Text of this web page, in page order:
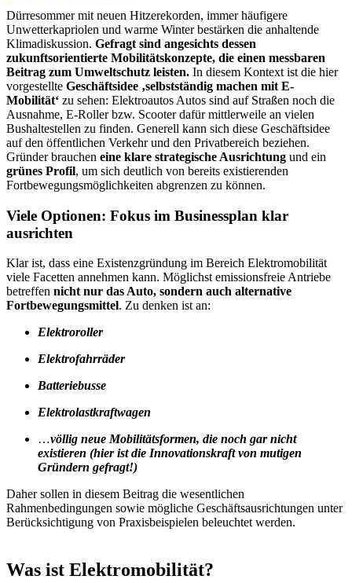
Dürresommer mit neuen Hitzerekorden, immer häufigere
Unwetterkapriolen und warme Winter bestärken die anhaltende
Klimadiskussion. Gefragt sind angesichts dessen
zukunftsorientierte Mobilitätskonzepte, die einen messbaren
Beitrag zum Umweltschutz leisten. In diesem Kontext ist die hier
vorgestellte Geschäftsidee ‚selbstständig machen mit E-
Mobilität‘ zu sehen: Elektroautos Autos sind auf Straßen noch die
Ausnahme, E-Roller bzw. Scooter dafür mittlerweile an vielen
Bushaltestellen zu finden. Generell kann sich diese Geschäftsidee
auf den öffentlichen Verkehr und den Privatbereich beziehen.
Gründer brauchen eine klare strategische Ausrichtung und ein
grünes Profil, um sich deutlich von bereits existierenden
Fortbewegungsmöglichkeiten abgrenzen zu können.
Viele Optionen: Fokus im Businessplan klar
ausrichten
Klar ist, dass eine Existenzgründung im Bereich Elektromobilität
viele Facetten annehmen kann. Möglichst emissionsfreie Antriebe
betreffen nicht nur das Auto, sondern auch alternative
Fortbewegungsmittel. Zu denken ist an:
Elektroroller
Elektrofahrräder
Batteriebusse
Elektrolastkraftwagen
…völlig neue Mobilitätsformen, die noch gar nicht
existieren (hier ist die Innovationskraft von mutigen
Gründern gefragt!)
Daher sollen in diesem Beitrag die wesentlichen
Rahmenbedingungen sowie mögliche Geschäftsausrichtungen unter
Berücksichtigung von Praxisbeispielen beleuchtet werden.
Was ist Elektromobilität?